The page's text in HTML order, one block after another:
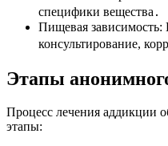
специфики вещества․
Пищевая зависимость:
консультирование,
Этапы
Процесс лечения аддикции
этапы: